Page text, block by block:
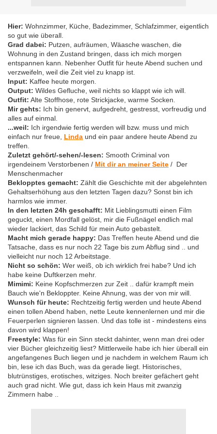
Hier: Wohnzimmer, Küche, Badezimmer, Schlafzimmer, eigentlich
so gut wie überall.
Grad dabei: Putzen, aufräumen, Wäasche waschen, die
Wohnung in den Zustand bringen, dass ich mich morgen
entspannen kann. Nebenher Outfit für heute Abend suchen und
verzweifeln, weil die Zeit viel zu knapp ist.
Input: Kaffee heute morgen.
Output: Wildes Gefluche, weil nichts so klappt wie ich will.
Outfit: Alte Stoffhose, rote Strickjacke, warme Socken.
Mir gehts: Ich bin genervt, aufgedreht, gestresst, vorfreudig und
alles auf einmal.
...weil: Ich irgendwie fertig werden will bzw. muss und mich
einfach nur freue, Linda und ein paar andere heute Abend zu
treffen.
Zuletzt gehört/-sehen/-lesen: Smooth Criminal von
irgendeinem Verstorbenen / Mit dir an meiner Seite / Der
Menschenmacher
Beklopptes gemacht: Zählt die Geschichte mit der abgelehnten
Gehaltserhöhung aus den letzten Tagen dazu? Sonst bin ich
harmlos wie immer.
In den letzten 24h geschafft: Mit Lieblingsmutti einen Film
geguckt, einen Mordfall gelöst, mir die Fußnägel endlich mal
wieder lackiert, das Schild für mein Auto gebastelt.
Macht mich gerade happy: Das Treffen heute Abend und die
Tatsache, dass es nur noch 22 Tage bis zum Abflug sind .. und
vielleicht nur noch 12 Arbeitstage.
Nicht so schön: Wer weiß, ob ich wirklich frei habe? Und ich
habe keine Duftkerzen mehr.
Mimimi: Keine Kopfschmerzen zur Zeit .. dafür krampft mein
Bauch wie'n Bekloppter. Keine Ahnung, was der von mir will.
Wunsch für heute: Rechtzeitig fertig werden und heute Abend
einen tollen Abend haben, nette Leute kennenlernen und mir die
Feuerperlen signieren lassen. Und das tolle ist - mindestens eins
davon wird klappen!
Freestyle: Was für ein Sinn steckt dahinter, wenn man drei oder
vier Bücher gleichzeitig liest? Mittlerweile habe ich hier überall ein
angefangenes Buch liegen und je nachdem in welchem Raum ich
bin, lese ich das Buch, was da gerade liegt. Historisches,
blutrünstiges, erotisches, witziges. Noch breiter gefächert geht
auch grad nicht. Wie gut, dass ich kein Haus mit zwanzig
Zimmern habe ..